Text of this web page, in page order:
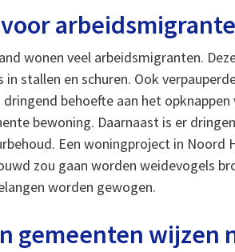
wonen veel arbeidsmigranten.
stallen en schuren. Ook
behoefte aan het
bewoning. Daarnaast is er
Een woningproject in
zou gaan worden weidevogels
worden gewogen.
gemeenten wijzen